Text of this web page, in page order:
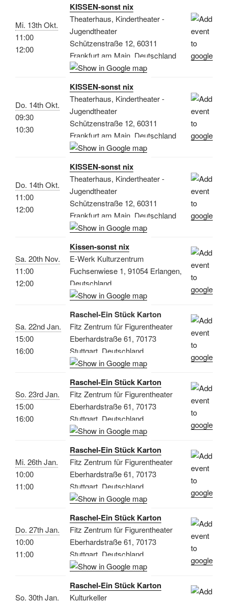
Mi. 13th Okt.
11:00
12:00
KISSEN-sonst nix
Theaterhaus, Kindertheater -
Jugendtheater
Schützenstraße 12, 60311
Frankfurt am Main, Deutschland
Do. 14th Okt.
09:30
10:30
KISSEN-sonst nix
Theaterhaus, Kindertheater -
Jugendtheater
Schützenstraße 12, 60311
Frankfurt am Main, Deutschland
Do. 14th Okt.
11:00
12:00
KISSEN-sonst nix
Theaterhaus, Kindertheater -
Jugendtheater
Schützenstraße 12, 60311
Frankfurt am Main, Deutschland
Sa. 20th Nov.
11:00
12:00
Kissen-sonst nix
E-Werk Kulturzentrum
Fuchsenwiese 1, 91054 Erlangen,
Deutschland
Sa. 22nd Jan.
15:00
16:00
Raschel-Ein Stück Karton
Fitz Zentrum für Figurentheater
Eberhardstraße 61, 70173
Stuttgart, Deutschland
So. 23rd Jan.
15:00
16:00
Raschel-Ein Stück Karton
Fitz Zentrum für Figurentheater
Eberhardstraße 61, 70173
Stuttgart, Deutschland
Mi. 26th Jan.
10:00
11:00
Raschel-Ein Stück Karton
Fitz Zentrum für Figurentheater
Eberhardstraße 61, 70173
Stuttgart, Deutschland
Do. 27th Jan.
10:00
11:00
Raschel-Ein Stück Karton
Fitz Zentrum für Figurentheater
Eberhardstraße 61, 70173
Stuttgart, Deutschland
So. 30th Jan.
Raschel-Ein Stück Karton
Kulturkeller